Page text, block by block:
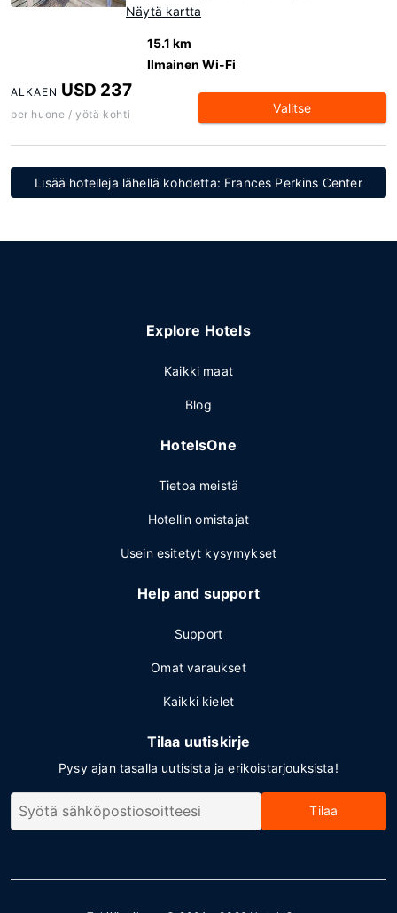
Näytä kartta
15.1 km
Ilmainen Wi-Fi
ALKAEN USD 237
per huone / yötä kohti Valitse
Lisää hotelleja lähellä kohdetta: Frances Perkins Center
Explore Hotels
Kaikki maat
Blog
HotelsOne
Tietoa meistä
Hotellin omistajat
Usein esitetyt kysymykset
Help and support
Support
Omat varaukset
Kaikki kielet
Tilaa uutiskirje
Pysy ajan tasalla uutisista ja erikoistarjouksista!
Tilaa